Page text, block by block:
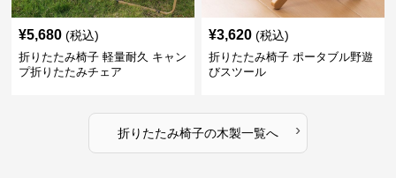
¥5,680 (税込)
折りたたみ椅子 軽量耐久 キャン
プ折りたたみチェア
¥3,620 (税込)
折りたたみ椅子 ポータブル野遊
びスツール
折りたたみ椅子の木製一覧へ ›